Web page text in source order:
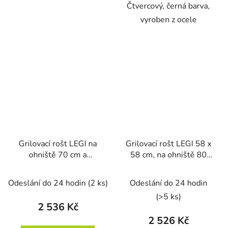
Čtvercový, černá barva,
vyroben z ocele
Grilovací rošt LEGI na
ohniště 70 cm a
Odeslání do 24 hodin (2 ks)
2 536 Kč
Grilovací rošt LEGI 58 x
58 cm, na ohniště 80
ocel
Odeslání do 24 hodin
(>5 ks)
2 526 Kč